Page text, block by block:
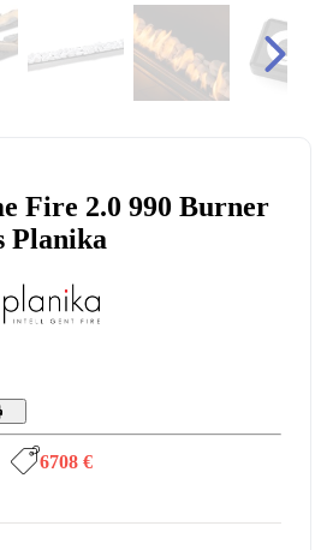
Fire 2.0 990 Burner
Planika
6708 €